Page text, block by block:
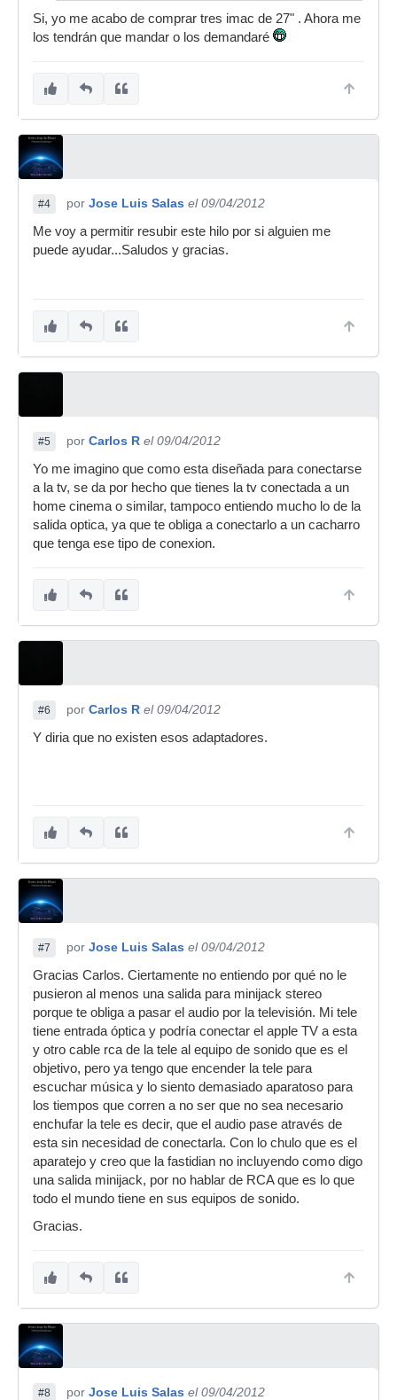
Si, yo me acabo de comprar tres imac de 27" . Ahora me
los tendrán que mandar o los demandaré
#4 por Jose Luis Salas el 09/04/2012
Me voy a permitir resubir este hilo por si alguien me
puede ayudar...Saludos y gracias.
#5 por Carlos R el 09/04/2012
Yo me imagino que como esta diseñada para conectarse
a la tv, se da por hecho que tienes la tv conectada a un
home cinema o similar, tampoco entiendo mucho lo de la
salida optica, ya que te obliga a conectarlo a un cacharro
que tenga ese tipo de conexion.
#6 por Carlos R el 09/04/2012
Y diria que no existen esos adaptadores.
#7 por Jose Luis Salas el 09/04/2012
Gracias Carlos. Ciertamente no entiendo por qué no le
pusieron al menos una salida para minijack stereo
porque te obliga a pasar el audio por la televisión. Mi tele
tiene entrada óptica y podría conectar el apple TV a esta
y otro cable rca de la tele al equipo de sonido que es el
objetivo, pero ya tengo que encender la tele para
escuchar música y lo siento demasiado aparatoso para
los tiempos que corren a no ser que no sea necesario
enchufar la tele es decir, que el audio pase através de
esta sin necesidad de conectarla. Con lo chulo que es el
aparatejo y creo que la fastidian no incluyendo como digo
una salida minijack, por no hablar de RCA que es lo que
todo el mundo tiene en sus equipos de sonido.
Gracias.
#8 por Jose Luis Salas el 09/04/2012